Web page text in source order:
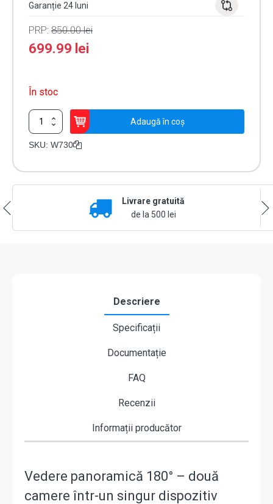
Garanție 24 luni
PRP: 850.00lei
699.99 lei
În stoc
Cantitate
Camera
de
Adaugă în coș
SKU: W730
Livrare gratuită
de la 500 lei
Descriere
Specificații
Documentație
FAQ
Recenzii
Informații producător
Vedere panoramică 180° – două
camere într-un singur dispozitiv